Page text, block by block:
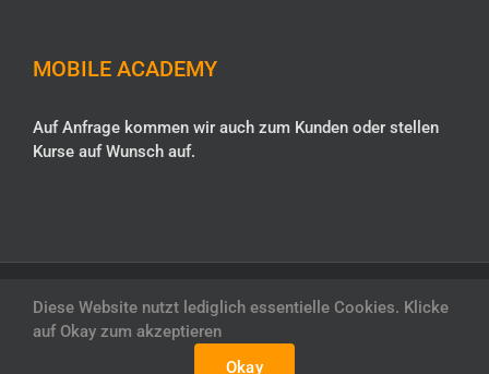
MOBILE ACADEMY
Auf Anfrage kommen wir auch zum Kunden oder stellen
Kurse auf Wunsch auf.
Reserved |Datenschutz|Impressum|AGB|Kontakt
Facebook
Diese Website nutzt lediglich essentielle Cookies. Klicke
auf Okay zum akzeptieren
Okay